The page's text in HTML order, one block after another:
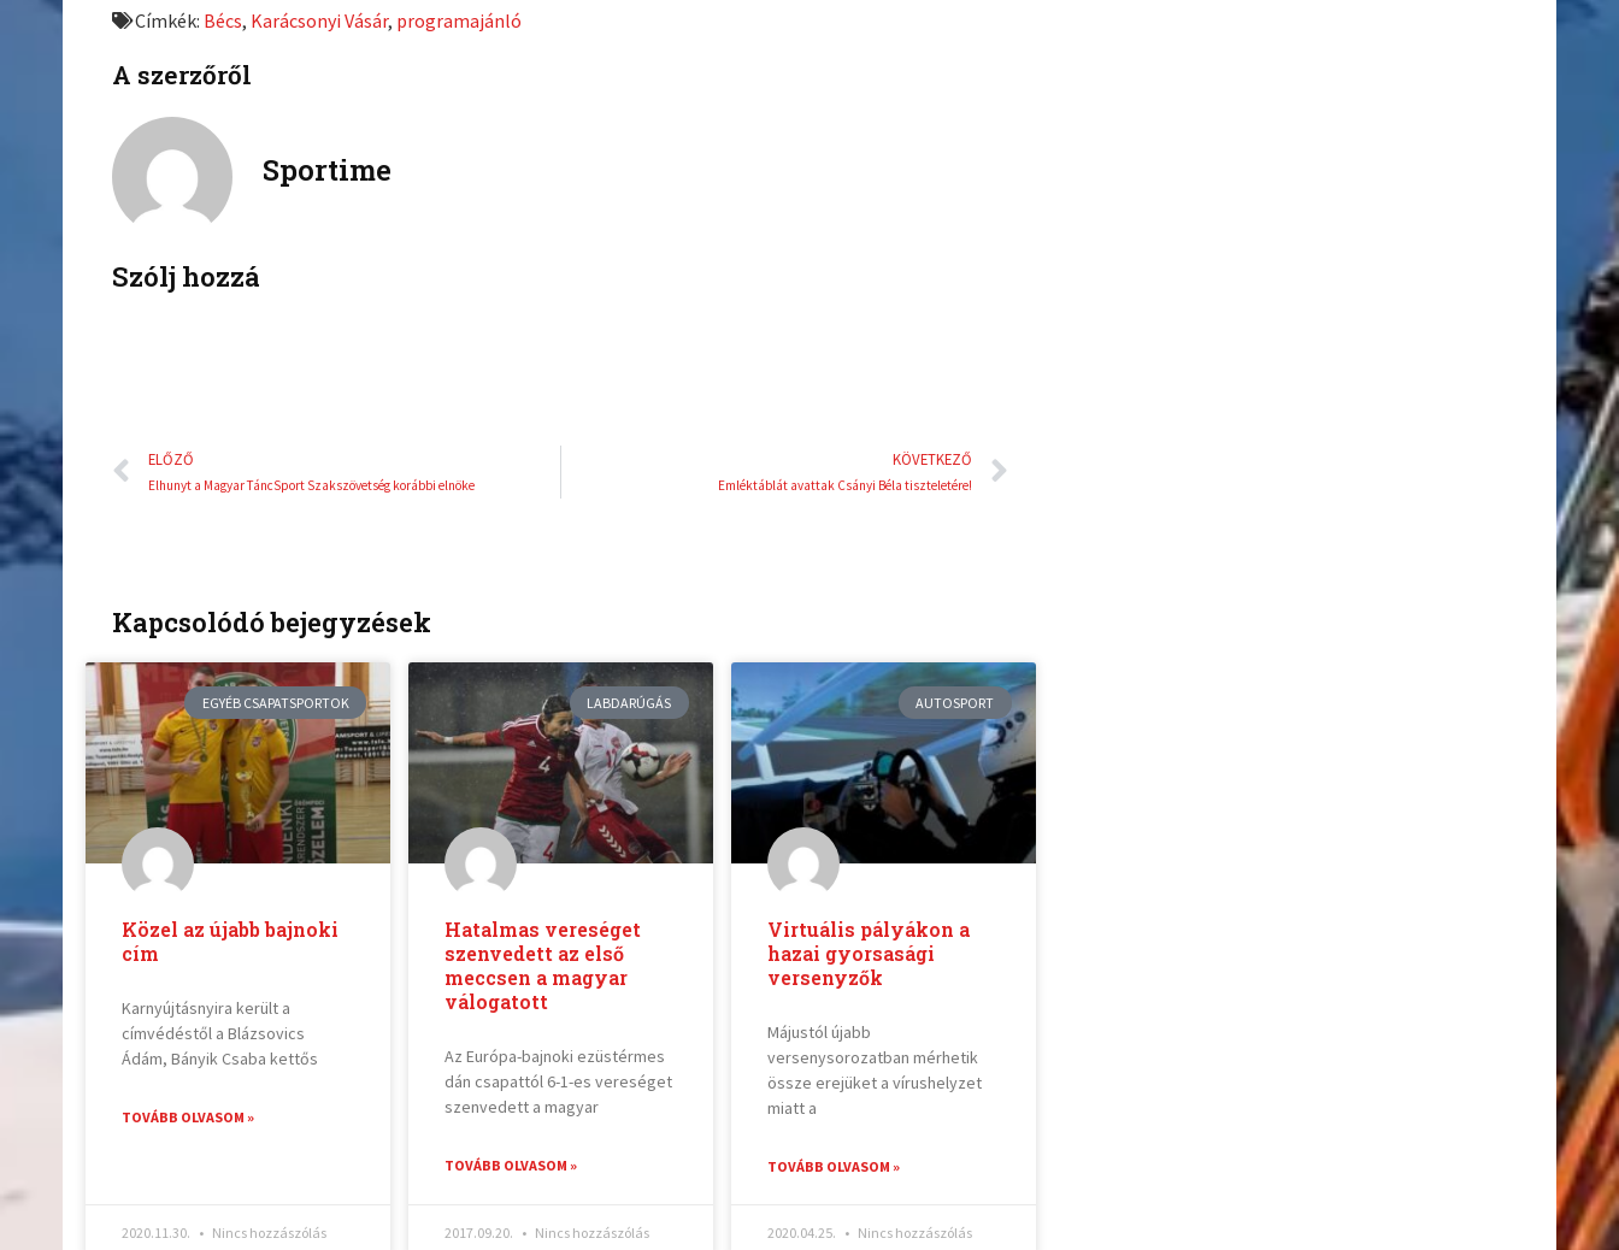
o
f
b
o
Címkék: Bécs, Karácsonyi Vásár, programajánló
A szerzőről
Sportime
Szólj hozzá
Előző
ELŐZŐ
Elhunyt a Magyar TáncSport Szakszövetség korábbi elnöke
KÖVETKEZŐ
Emléktáblát avattak Csányi Béla tiszteletére!
Kapcsolódó bejegyzések
EGYÉB CSAPATSPORTOK
Közel az újabb bajnoki
cím
Karnyújtásnyira került a
címvédéstől a Blázsovics
Ádám, Bányik Csaba kettős
TOVÁBB OLVASOM »
2020.11.30. Nincs hozzászólás
LABDARÚGÁS
Hatalmas vereséget
szenvedett az első
meccsen a magyar
válogatott
Az Európa-bajnoki ezüstérmes
dán csapattól 6-1-es vereséget
szenvedett a magyar
TOVÁBB OLVASOM »
2017.09.20. Nincs hozzászólás
AUTOSPORT
Virtuális pályákon a
hazai gyorsasági
versenyzők
Májustól újabb
versenysorozatban mérhetik
össze erejüket a vírushelyzet
miatt a
TOVÁBB OLVASOM »
2020.04.25. Nincs hozzászólás